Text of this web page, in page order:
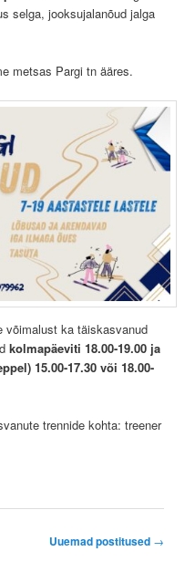
selga, jooksujalanõud jalga
metsas Pargi tn ääres.
võimalust ka täiskasvanud
kolmapäeviti 18.00-19.00 ja
15.00-17.30 või 18.00-
trennide kohta: treener
Uuemad postitused →